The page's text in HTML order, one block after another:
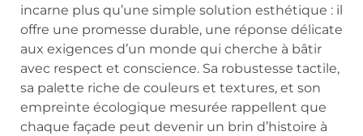
incarne plus qu’une simple solution esthétique : il
offre une promesse durable, une réponse délicate
aux exigences d’un monde qui cherche à bâtir
avec respect et conscience. Sa robustesse tactile,
sa palette riche de couleurs et textures, et son
empreinte écologique mesurée rappellent que
chaque façade peut devenir un brin d’histoire à